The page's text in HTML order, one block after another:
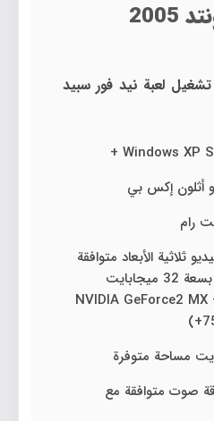
سبيد موست ونتد 2005
تشغيل لعبة نيد فور سبيد
ثلاثية الأبعاد متوافقة
مع DirectX 9.0c بسعة 32 ميجابايت
(NVIDIA GeForce2
صوت متوافقة مع